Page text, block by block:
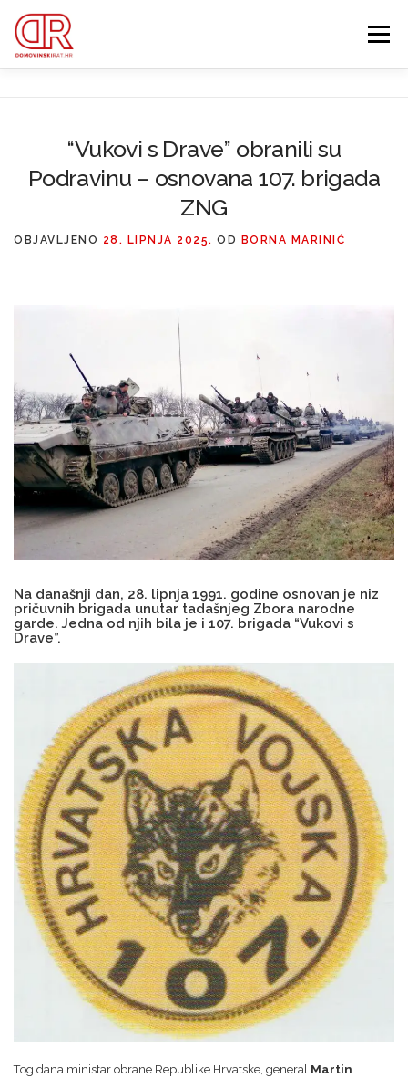
sadržaj
Izbornik
IZDVOJENE KATEGORIJE O MENI MEMBERSHIP
Search for:
Search Button
“Vukovi s Drave” obranili su
Podravinu – osnovana 107. brigada
ZNG
OBJAVLJENO 28. LIPNJA 2025. OD BORNA MARINIĆ
Na današnji dan, 28. lipnja 1991. godine osnovan je niz
pričuvnih brigada unutar tadašnjeg Zbora narodne
garde. Jedna od njih bila je i 107. brigada “Vukovi s
Drave”.
Tog dana ministar obrane Republike Hrvatske, general Martin